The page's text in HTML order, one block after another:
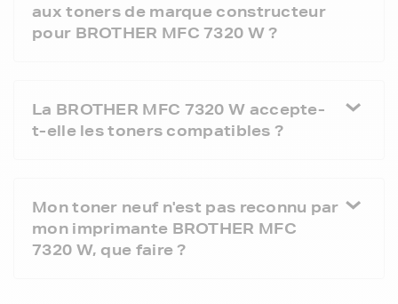
aux toners de marque constructeur
pour BROTHER MFC 7320 W ?
La BROTHER MFC 7320 W accepte-
t-elle les toners compatibles ?
Mon toner neuf n'est pas reconnu par
mon imprimante BROTHER MFC
7320 W, que faire ?